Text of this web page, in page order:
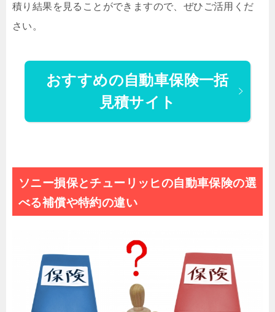
積り結果を見ることができますので、ぜひご活用くだ
さい。
おすすめの自動車保険一括
見積サイト
ソニー損保とチューリッヒの自動車保険の選
べる補償や特約の違い